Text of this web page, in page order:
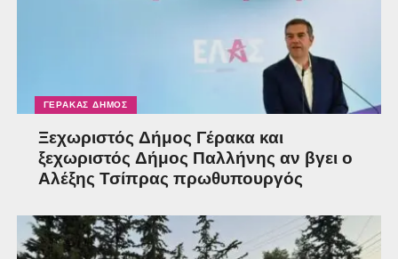
ΓΈΡΑΚΑΣ ΔΉΜΟΣ
Ξεχωριστός Δήμος Γέρακα και
ξεχωριστός Δήμος Παλλήνης αν βγει ο
Αλέξης Τσίπρας πρωθυπουργός